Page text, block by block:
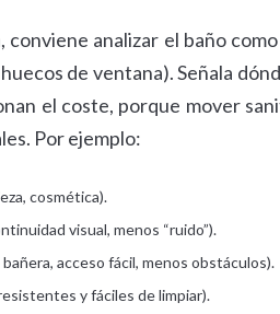
analizar el baño
de ventana). Señala
el coste, porque mover
Por ejemplo:
cosmética).
visual, menos “ruido”).
acceso fácil, menos obstáculos).
y fáciles de limpiar).